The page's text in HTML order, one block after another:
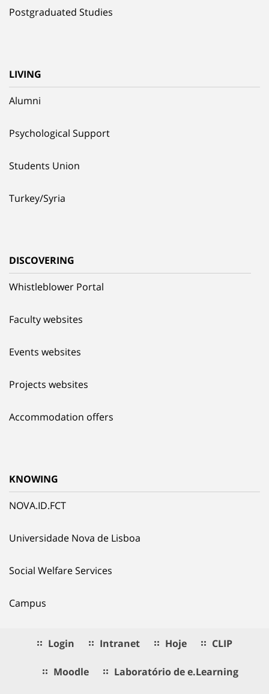
Postgraduated Studies
LIVING
Alumni
Psychological Support
Students Union
Turkey/Syria
DISCOVERING
Whistleblower Portal
Faculty websites
Events websites
Projects websites
Accommodation offers
KNOWING
NOVA.ID.FCT
Universidade Nova de Lisboa
Social Welfare Services
Campus
Login Intranet Hoje CLIP
Moodle Laboratório de e.Learning